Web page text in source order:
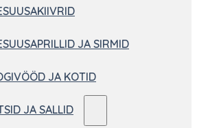
JA SIRMID
JA KOTID
JA SALLID